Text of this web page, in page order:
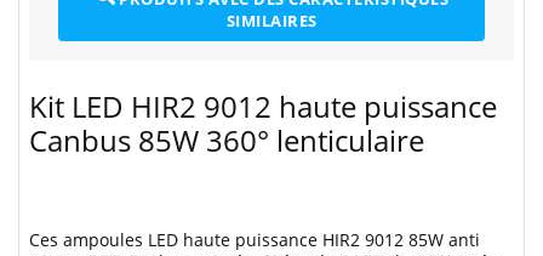
SIMILAIRES
Kit LED HIR2 9012 haute puissance
Canbus 85W 360° lenticulaire
Ces ampoules LED haute puissance HIR2 9012 85W anti